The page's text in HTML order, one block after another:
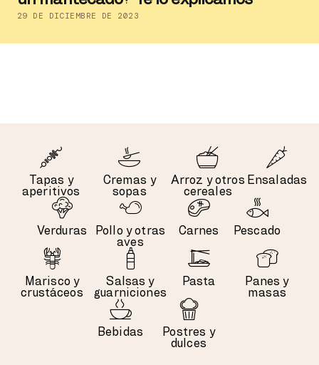
29 DE DICIEMBRE DE 2023
Tapas y
aperitivos
Cremas y
sopas
Arroz y otros
cereales
Ensaladas
Verduras
Pollo y otras
aves
Carnes Pescado
Marisco y
crustáceos
Salsas y
guarniciones
Pasta
Panes y
masas
Bebidas
Postres y
dulces